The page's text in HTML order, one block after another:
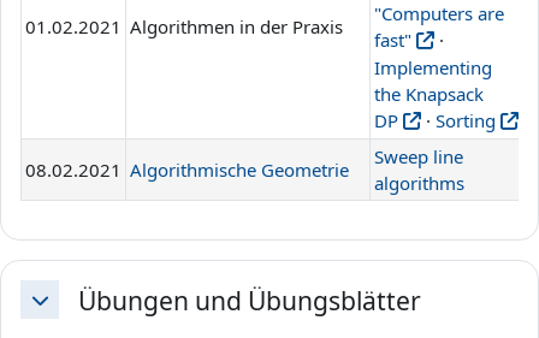
01.02.2021 Algorithmen in der Praxis
"Computers are
fast"
·
Implementing
the Knapsack
DP
· Sorting
08.02.2021 Algorithmische Geometrie
Sweep line
algorithms
EinklappenÜbungen und Übungsblätter